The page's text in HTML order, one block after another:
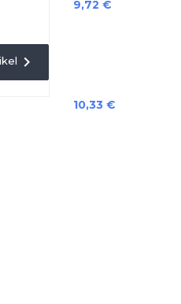

Preis
9,72 €
Preis
10,33 €